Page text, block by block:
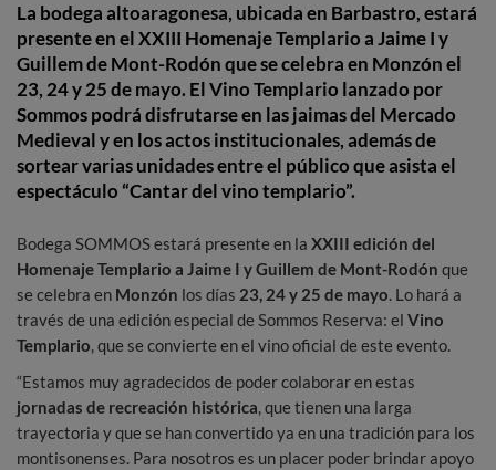
La bodega altoaragonesa, ubicada en Barbastro, estará
presente en el XXIII Homenaje Templario a Jaime I y
Guillem de Mont-Rodón que se celebra en Monzón el
23, 24 y 25 de mayo. El Vino Templario lanzado por
Sommos podrá disfrutarse en las jaimas del Mercado
Medieval y en los actos institucionales, además de
sortear varias unidades entre el público que asista el
espectáculo “Cantar del vino templario”.
Bodega SOMMOS estará presente en la XXIII edición del
Homenaje Templario a Jaime I y Guillem de Mont-Rodón que
se celebra en Monzón los días 23, 24 y 25 de mayo. Lo hará a
través de una edición especial de Sommos Reserva: el Vino
Templario, que se convierte en el vino oficial de este evento.
“Estamos muy agradecidos de poder colaborar en estas
jornadas de recreación histórica, que tienen una larga
trayectoria y que se han convertido ya en una tradición para los
montisonenses. Para nosotros es un placer poder brindar apoyo